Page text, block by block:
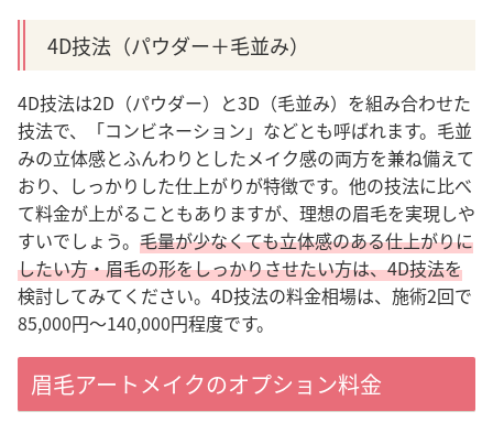
4D技法（パウダー＋毛並み）
4D技法は2D（パウダー）と3D（毛並み）を組み合わせた
技法で、「コンビネーション」などとも呼ばれます。毛並
みの立体感とふんわりとしたメイク感の両方を兼ね備えて
おり、しっかりした仕上がりが特徴です。 他の技法に比べ
て料金が上がることもありますが、理想の眉毛を実現しや
すいでしょう。 毛量が少なくても立体感のある仕上がりに
したい方・眉毛の形をしっかりさせたい方は、4D技法を
検討してみてください。 4D技法の料金相場は、施術2回で
85,000円〜140,000円程度です。
眉毛アートメイクのオプション料金